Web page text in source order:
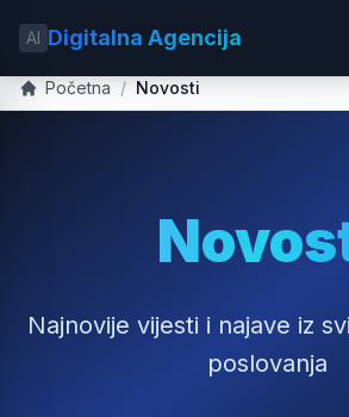
AI Digitalna Agencija
Početna / Novosti
Najnovije vijesti i najave iz
poslovanja